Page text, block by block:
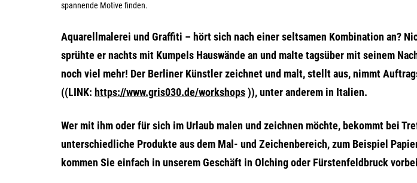
spannende Motive finden.
Aquarellmalerei und Graffiti – hört sich nach einer seltsamen Kombination an?
sprühte er nachts mit Kumpels Hauswände an und malte tagsüber mit seinem
noch viel mehr! Der Berliner Künstler zeichnet und malt, stellt aus, nimmt
((LINK: https://www.gris030.de/workshops)), unter anderem in Italien.
Wer mit ihm oder für sich im Urlaub malen und zeichnen möchte, bekommt bei
unterschiedliche Produkte aus dem Mal- und Zeichenbereich, zum Beispiel
kommen Sie einfach in unserem Geschäft in Olching oder Fürstenfeldbruck